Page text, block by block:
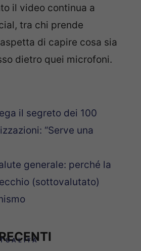
il video continua a
tra chi prende
di capire cosa sia
dietro quei microfoni.
il segreto dei 100
“Serve una
generale: perché la
(sottovalutato)